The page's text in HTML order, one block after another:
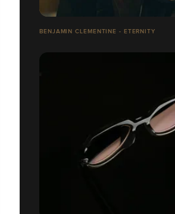
BENJAMIN CLEMENTINE - ETERNITY